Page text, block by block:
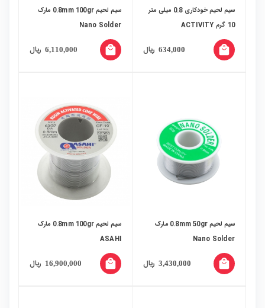
سیم لحیم خودکاری 0.8 میلی متر
10 گرم ACTIVITY
634,000 ریال local_mall
سیم لحیم 0.8mm 100gr مارک
Nano Solder
6,110,000 ریال local_mall
سیم لحیم 0.8mm 50gr مارک
Nano Solder
3,430,000 ریال local_mall
سیم لحیم 0.8mm 100gr مارک
ASAHI
16,900,000 ریال local_mall